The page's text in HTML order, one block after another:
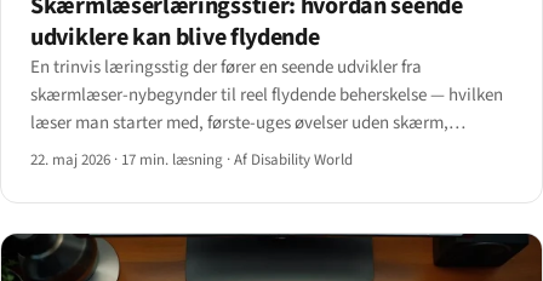
udviklere kan blive flydende
En trinvis læringsstig der fører en seende udvikler fra
skærmlæser-nybegynder til reel flydende beherskelse — hvilken
læser man starter med, første-uges øvelser uden skærm,
udviklergenveje næsten ingen underviser i, og ærlige
22. maj 2026 · 17 min. læsning ·Af Disability World